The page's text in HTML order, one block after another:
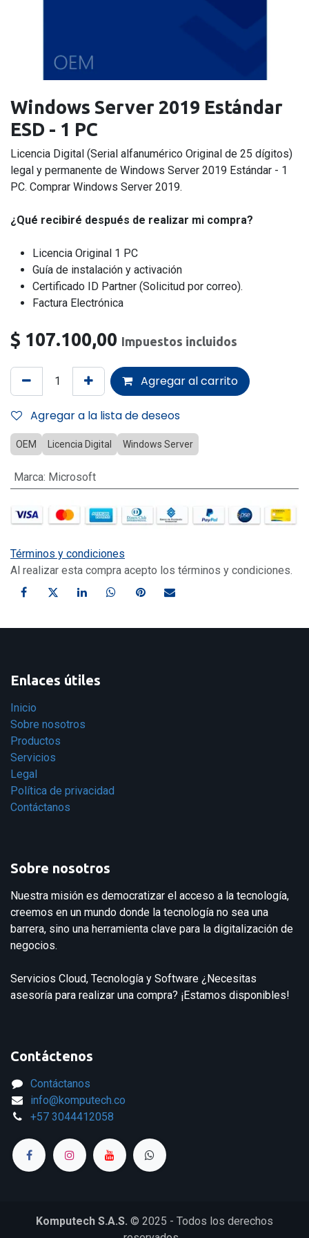
Windows Server 2019 Estándar
ESD - 1 PC
Licencia Digital (Serial alfanumérico Original de 25 dígitos)
legal y permanente de Windows Server 2019 Estándar - 1
PC. Comprar Windows Server 2019.
¿Qué recibiré después de realizar mi compra?
Licencia Original 1 PC
Guía de instalación y activación
Certificado ID Partner (Solicitud por correo).
Factura Electrónica
$ 107.100,00 Impuestos incluidos
Agregar al carrito
Agregar a la lista de deseos
OEM Licencia Digital Windows Server
Marca: Microsoft
Términos y condiciones
Al realizar esta compra acepto los términos y condiciones.
Enlaces útiles
Inicio
Sobre nosotros
Productos
Servicios
Legal
Política de privacidad
Contáctanos
Sobre nosotros
Nuestra misión es democratizar el acceso a la tecnología,
creemos en un mundo donde la tecnología no sea una
barrera, sino una herramienta clave para la digitalización de
negocios.
Servicios Cloud, Tecnología y Software ¿Necesitas
asesoría para realizar una compra? ¡Estamos disponibles!
Contáctenos
Contáctanos
info@komputech.co
+57 3044412058
Komputech S.A.S. © 2025 - Todos los derechos